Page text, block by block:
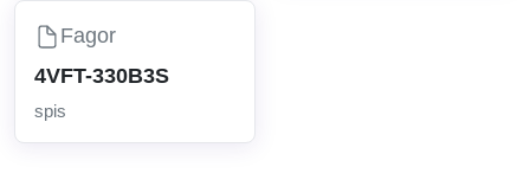
Fagor
4VFT-330B3S
spis